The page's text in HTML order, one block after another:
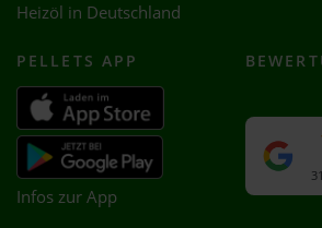
Heizöl in Deutschland
PELLETS APP
Infos zur App